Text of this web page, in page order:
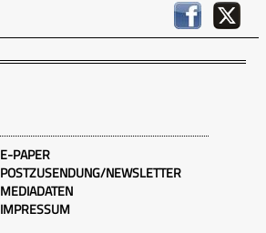
E-PAPER
POSTZUSENDUNG/NEWSLETTER
MEDIADATEN
IMPRESSUM